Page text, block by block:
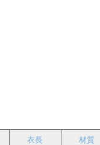
衣長 材質